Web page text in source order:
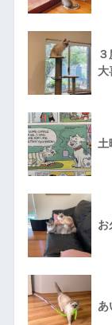
大
土
お
あ